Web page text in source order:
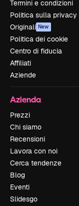
Termini e condizioni
Politica sulla privacy
Originali New
Politica dei cookie
Centro di fiducia
Affiliati
Aziende
Azienda
Prezzi
Chi siamo
Recensioni
Lavora con noi
Cerca tendenze
Blog
Eventi
Slidesgo